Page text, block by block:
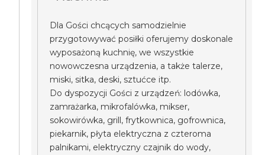
Dla Gości chcących samodzielnie
przygotowywać posiłki oferujemy doskonale
wyposażoną kuchnię, we wszystkie
nowowczesna urządzenia, a także talerze,
miski, sitka, deski, sztućce itp.
Do dyspozycji Gości z urządzeń: lodówka,
zamrażarka, mikrofalówka, mikser,
sokowirówka, grill, frytkownica, gofrownica,
piekarnik, płyta elektryczna z czteroma
palnikami, elektryczny czajnik do wody,